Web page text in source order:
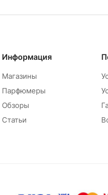
Информация
Магазины
Парфюмеры
Обзоры
Статьи